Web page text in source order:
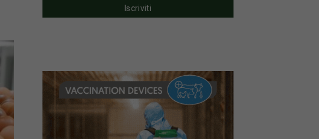
Iscriviti